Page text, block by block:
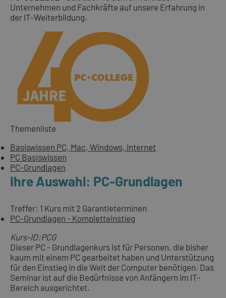
Unternehmen und Fachkräfte auf unsere Erfahrung in
der IT-Weiterbildung.
Themenliste
Basiswissen PC, Mac, Windows, Internet
PC Basiswissen
PC-Grundlagen
Ihre Auswahl: PC-Grundlagen
Treffer: 1 Kurs mit 2 Garantieterminen
PC-Grundlagen - Kompletteinstieg
Kurs-ID:PCG
Dieser PC - Grundlagenkurs ist für Personen, die bisher
kaum mit einem PC gearbeitet haben und Unterstützung
für den Einstieg in die Welt der Computer benötigen. Das
Seminar ist auf die Bedürfnisse von Anfängern im IT-
Bereich ausgerichtet.